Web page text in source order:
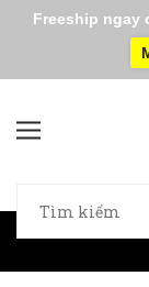
Freeship ngay